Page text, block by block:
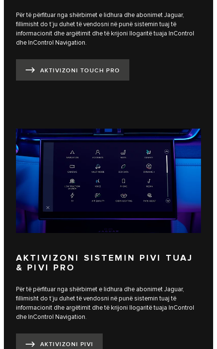
Për të përfituar nga shërbimet e lidhura dhe abonimet Jaguar,
fillimisht do t’ju duhet të vendosni në punë sistemin tuaj të
informacionit dhe argëtimit dhe të krijoni llogaritë tuaja InControl
dhe InControl Navigation.
AKTIVIZONI TOUCH PRO
AKTIVIZONI SISTEMIN PIVI TUAJ
& PIVI PRO
Për të përfituar nga shërbimet e lidhura dhe abonimet Jaguar,
fillimisht do t’ju duhet të vendosni në punë sistemin tuaj të
informacionit dhe argëtimit dhe të krijoni llogaritë tuaja InControl
dhe InControl Navigation.
AKTIVIZONI PIVI